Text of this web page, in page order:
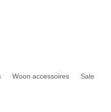
Woon accessoires Sale